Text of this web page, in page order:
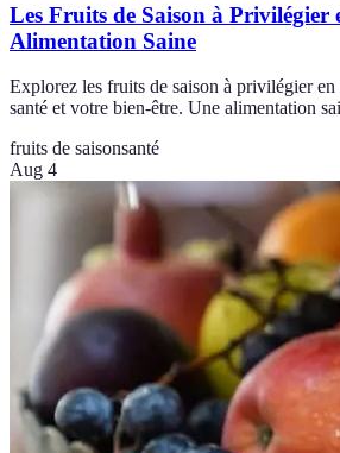
Les Fruits de Saison à
Alimentation Saine
Explorez les fruits de saison à privilégier
santé et votre bien-être. Une alimentation
fruits de saisonsanté
Aug 4